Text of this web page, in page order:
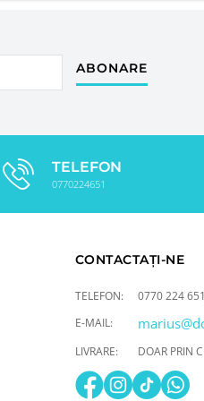
ABONARE
TELEFON
0770224651
CONTACTAȚI-NE
TELEFON: 0770 224 651
E-MAIL:
LIVRARE: DOAR PRIN